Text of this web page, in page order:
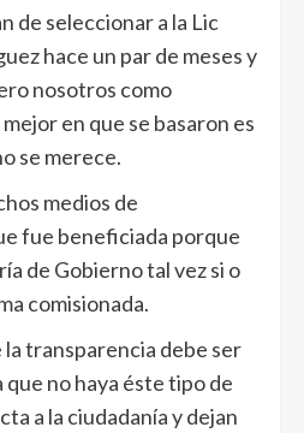
de seleccionar a la Lic
hace un par de meses y
nosotros como
en que se basaron es
se merece.
medios de
fue beneficiada porque
de Gobierno tal vez si o
comisionada.
la transparencia debe ser
no haya éste tipo de
a la ciudadanía y dejan